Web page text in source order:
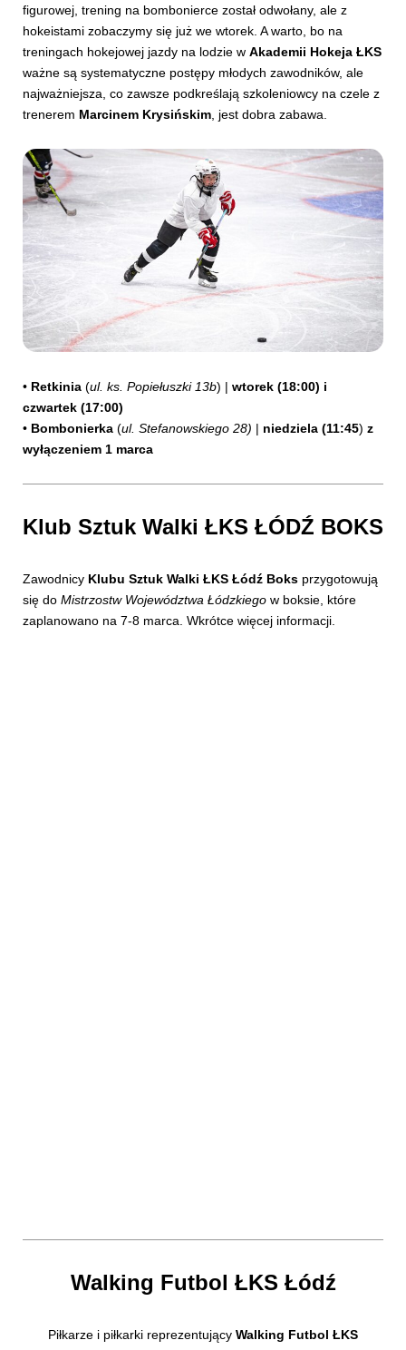
figurowej, trening na bombonierce został odwołany, ale z
hokeistami zobaczymy się już we wtorek. A warto, bo na
treningach hokejowej jazdy na lodzie w Akademii Hokeja ŁKS
ważne są systematyczne postępy młodych zawodników, ale
najważniejsza, co zawsze podkreślają szkoleniowcy na czele z
trenerem Marcinem Krysińskim , jest dobra zabawa.
• Retkinia (ul. ks. Popiełuszki 13b) | wtorek (18:00) i
czwartek (17:00)
• Bombonierka (ul. Stefanowskiego 28) | niedziela (11:45) z
wyłączeniem 1 marca
Klub Sztuk Walki ŁKS ŁÓDŹ BOKS
Zawodnicy Klubu Sztuk Walki ŁKS Łódź Boks przygotowują
się do Mistrzostw Województwa Łódzkiego w boksie, które
zaplanowano na 7-8 marca. Wkrótce więcej informacji.
Walking Futbol ŁKS Łódź
Piłkarze i piłkarki reprezentujący Walking Futbol ŁKS